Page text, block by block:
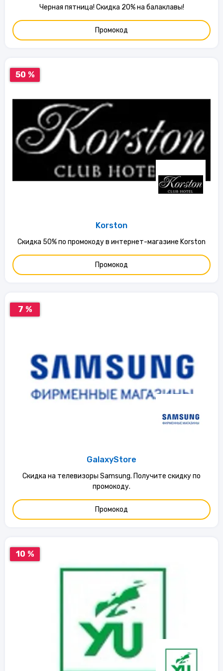
Черная пятница! Скидка 20% на балаклавы!
Промокод
50 %
Korston
Скидка 50% по промокоду в интернет-магазине Korston
Промокод
7 %
GalaxyStore
Скидка на телевизоры Samsung. Получите скидку по
промокоду.
Промокод
10 %